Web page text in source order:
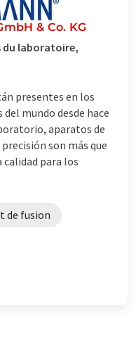
& Co. KG
du laboratoire,
presentes en los
mundo desde hace
aparatos de
son más que
para los
de fusion